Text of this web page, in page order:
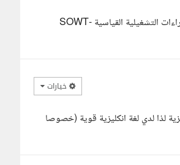
السلام عليكم انا خبره ١٤ سنه كمساعد ادار ي تنفيذي و هذه نبذه عن ما استطيع عمله - عمل SOP الاجراءات التشغيلية القياسية -SOWT
خيارات
لذا لدي لغة انكليزية قوية (خصوصا